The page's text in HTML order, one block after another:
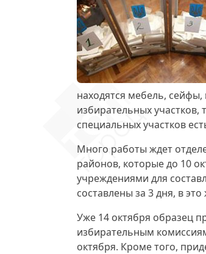
находятся мебель,
избирательных участков,
специальных участков
Много работы ждет
районов, которые до 10
учреждениями для
составлены за 3 дня, в
Уже 14 октября образец
избирательным
октября. Кроме того,